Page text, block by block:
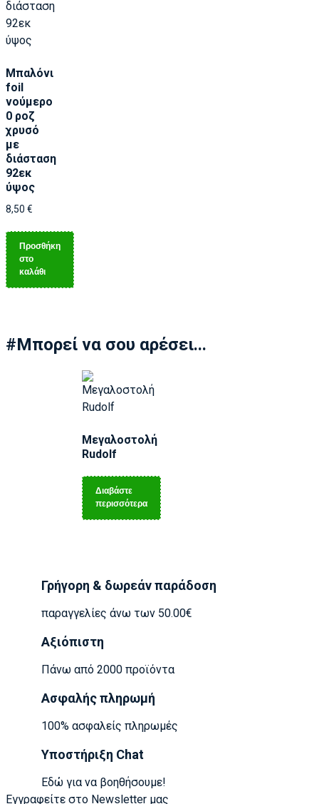
Μπαλόνι
foil
νούμερο
0 ροζ
χρυσό
με
διάσταση
92εκ
ύψος
8,50 €
Προσθήκη
στο
καλάθι
#Μπορεί να σου αρέσει...
Μεγαλοστολή
Rudolf
Διαβάστε
περισσότερα
Γρήγορη & δωρεάν παράδοση
παραγγελίες άνω των 50.00€
Αξιόπιστη
Πάνω από 2000 προϊόντα
Ασφαλής πληρωμή
100% ασφαλείς πληρωμές
Υποστήριξη Chat
Εδώ για να βοηθήσουμε!
Εγγραφείτε στο Newsletter μας